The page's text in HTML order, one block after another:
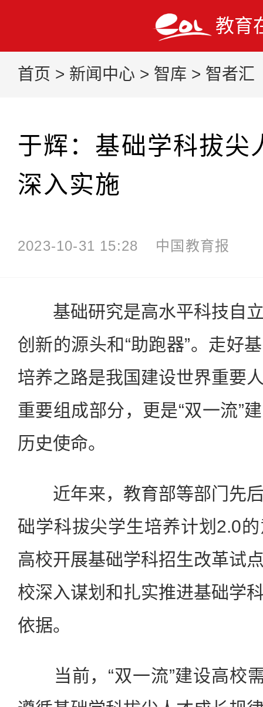
教育
首页 > 新闻中心 > 智库 > 智者汇
于辉：基础学科拔尖
深入实施
2023-10-31 15:28 中国教育报
基础研究是高水平科技自立
创新的源头和“助跑器”。走好
培养之路是我国建设世界重要
重要组成部分，更是“双一流”
历史使命。
近年来，教育部等部门先后
础学科拔尖学生培养计划2.0
高校开展基础学科招生改革试
校深入谋划和扎实推进基础学
依据。
当前，“双一流”建设高校需